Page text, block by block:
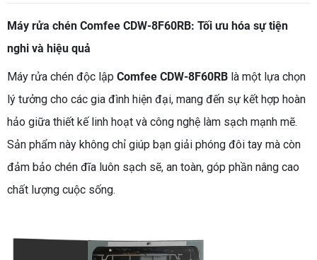
Máy rửa chén Comfee CDW-8F60RB: Tối ưu hóa sự tiện
nghi và hiệu quả
Máy rửa chén độc lập Comfee CDW-8F60RB là một lựa chọn
lý tưởng cho các gia đình hiện đại, mang đến sự kết hợp hoàn
hảo giữa thiết kế linh hoạt và công nghệ làm sạch mạnh mẽ.
Sản phẩm này không chỉ giúp bạn giải phóng đôi tay mà còn
đảm bảo chén đĩa luôn sạch sẽ, an toàn, góp phần nâng cao
chất lượng cuộc sống.